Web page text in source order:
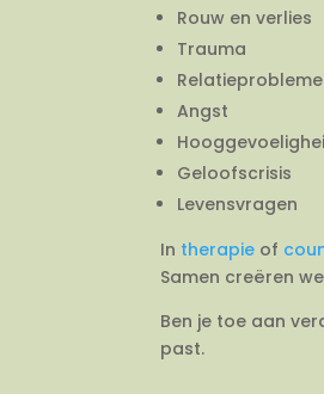
Rouw en verlies
Trauma
Angst
Geloofscrisis
Levensvragen
In therapie of
Samen creëren
Ben je toe aan
past.